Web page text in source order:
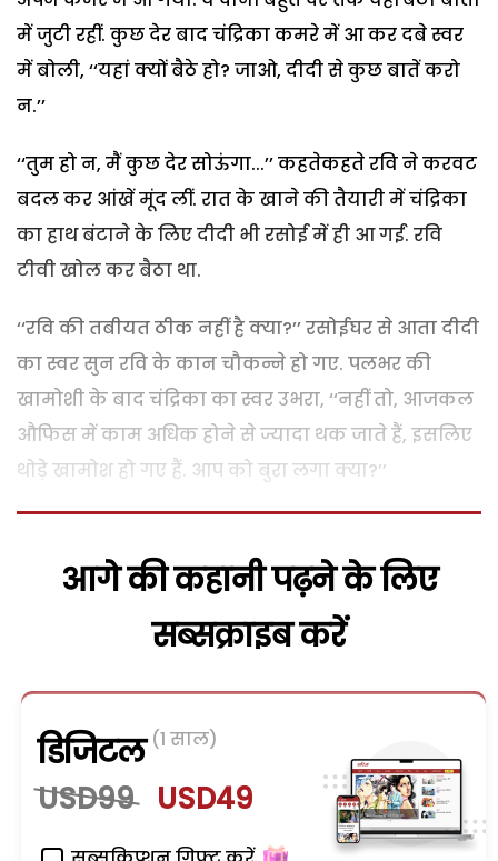
में जुटी रहीं. कुछ देर बाद चंद्रिका कमरे में आ कर दबे स्वर
में बोली, ‘‘यहां क्यों बैठे हो? जाओ, दीदी से कुछ बातें करो
न.’’
‘‘तुम हो न, मैं कुछ देर सोऊंगा...’’ कहतेकहते रवि ने करवट
बदल कर आंखें मूंद लीं. रात के खाने की तैयारी में चंद्रिका
का हाथ बंटाने के लिए दीदी भी रसोई में ही आ गईं. रवि
टीवी खोल कर बैठा था.
‘‘रवि की तबीयत ठीक नहीं है क्या?’’ रसोईघर से आता दीदी
का स्वर सुन रवि के कान चौकन्ने हो गए. पलभर की
खामोशी के बाद चंद्रिका का स्वर उभरा, ‘‘नहीं तो, आजकल
औफिस में काम अधिक होने से ज्यादा थक जाते हैं, इसलिए
थोड़े खामोश हो गए हैं. आप को बुरा लगा क्या?’’
आगे की कहानी पढ़ने के लिए
सब्सक्राइब करें
डिजिटल (1 साल)
USD99 USD49